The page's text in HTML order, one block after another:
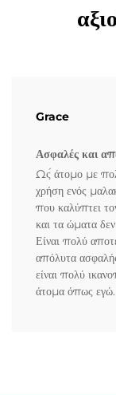
Grace
Ασφαλές και
Ώς άτομο με
χρήση ενός
που καλύπτει
και τα ώματα
Είναι πολύ
απόλυτα
είναι πολύ
άτομα όπως εγώ.